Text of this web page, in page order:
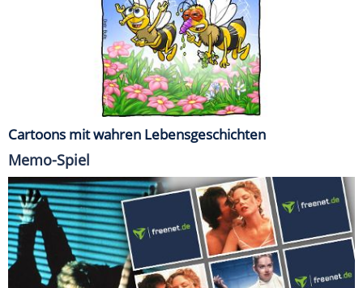
Cartoons mit wahren Lebensgeschichten
Memo-Spiel